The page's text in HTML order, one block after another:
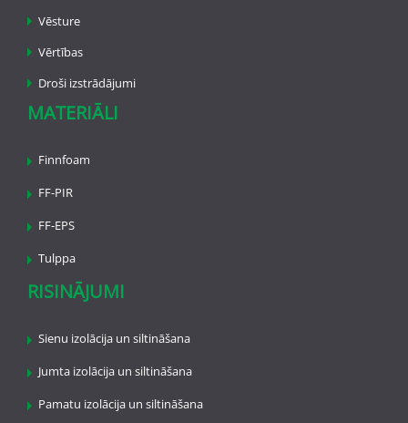
Vēsture
Vērtības
Droši izstrādājumi
MATERIĀLI
Finnfoam
FF-PIR
FF-EPS
Tulppa
RISINĀJUMI
Sienu izolācija un siltināšana
Jumta izolācija un siltināšana
Pamatu izolācija un siltināšana